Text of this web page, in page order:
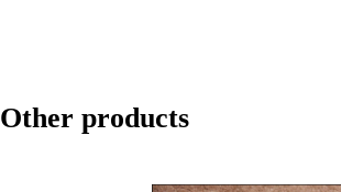
Other products